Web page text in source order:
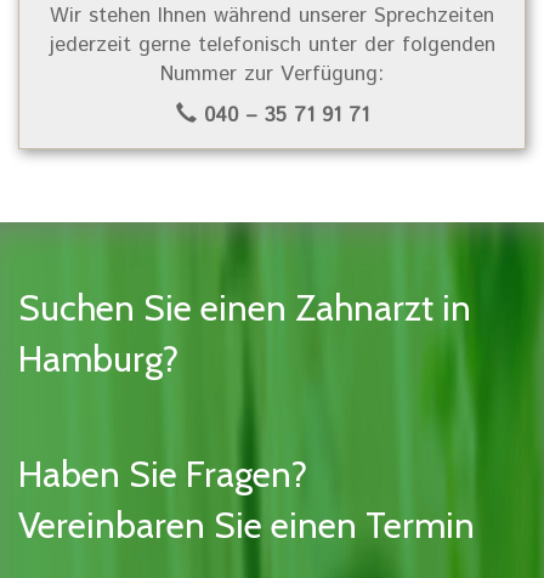
Wir stehen Ihnen während unserer Sprechzeiten
jederzeit gerne telefonisch unter der folgenden
Nummer zur Verfügung:
040 – 35 71 91 71
Suchen Sie einen Zahnarzt in
Hamburg?
Haben Sie Fragen?
Vereinbaren Sie einen Termin